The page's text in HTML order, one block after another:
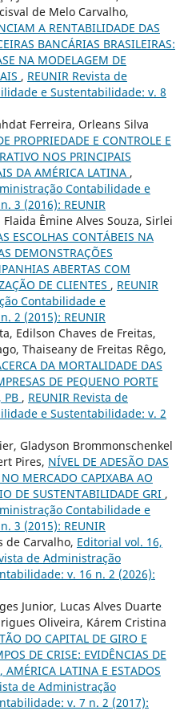
de Melo Carvalho,
A RENTABILIDADE DAS
BANCÁRIAS BRASILEIRAS:
NA MODELAGEM DE
, REUNIR Revista de
e Sustentabilidade: v. 8
Ferreira, Orleans Silva
PROPRIEDADE E CONTROLE E
NOS PRINCIPAIS
DA AMÉRICA LATINA ,
Contabilidade e
3 (2016): REUNIR
Êmine Alves Souza, Sirlei
ESCOLHAS CONTÁBEIS NA
DEMONSTRAÇÕES
ABERTAS COM
DE CLIENTES , REUNIR
Contabilidade e
2 (2015): REUNIR
Edilson Chaves de Freitas,
Thaiseany de Freitas Rêgo,
DA MORTALIDADE DAS
DE PEQUENO PORTE
PB , REUNIR Revista de
e Sustentabilidade: v. 2
Gladyson Brommonschenkel
Pires, NÍVEL DE ADESÃO DAS
MERCADO CAPIXABA AO
DE SUSTENTABILIDADE GRI ,
Contabilidade e
3 (2015): REUNIR
de Carvalho, Editorial vol. 16,
de Administração
v. 16 n. 2 (2026):
Junior, Lucas Alves Duarte
Oliveira, Kárem Cristina
DO CAPITAL DE GIRO E
DE CRISE: EVIDÊNCIAS DE
AMÉRICA LATINA E ESTADOS
de Administração
v. 7 n. 2 (2017):